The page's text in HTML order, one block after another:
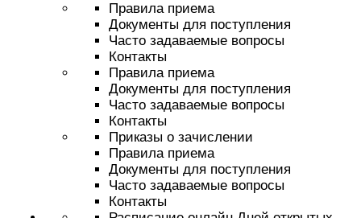
Правила приема
Документы для поступления
Часто задаваемые вопросы
Контакты
Правила приема
Документы для поступления
Часто задаваемые вопросы
Контакты
Приказы о зачислении
Правила приема
Документы для поступления
Часто задаваемые вопросы
Контакты